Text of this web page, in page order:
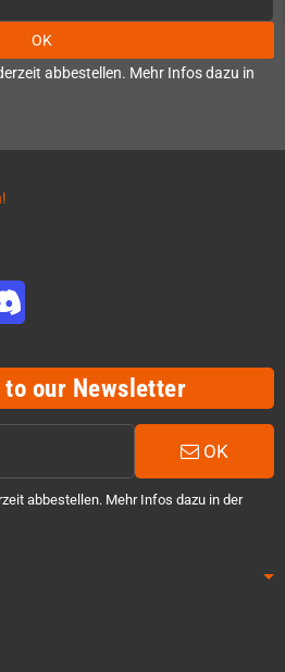
OK
abbestellen. Mehr Infos dazu in
to our Newsletter
OK
abbestellen. Mehr Infos dazu in der